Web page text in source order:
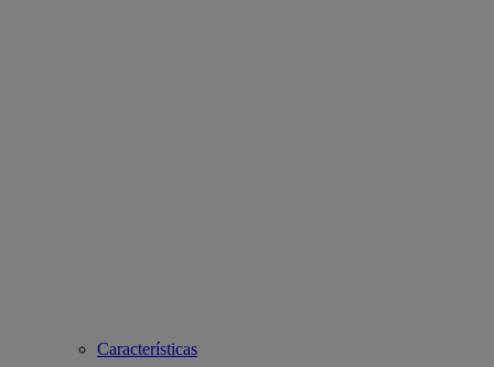
Características